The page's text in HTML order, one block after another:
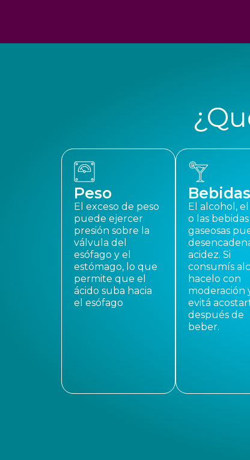
Peso
El exceso de peso
puede ejercer
presión sobre la
válvula del
esófago y el
estómago, lo que
permite que el
ácido suba hacia
el esófago
Bebidas
El alcohol,
o las bebidas
gaseosas
acidez. Si
consumís
hacelo con
moderación
evitá
después de
beber.